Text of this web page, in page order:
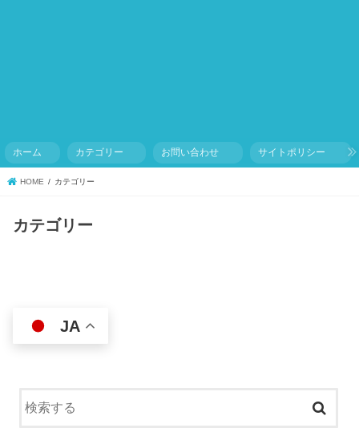
ホーム カテゴリー お問い合わせ サイトポリシー
HOME カテゴリー
カテゴリー
JA